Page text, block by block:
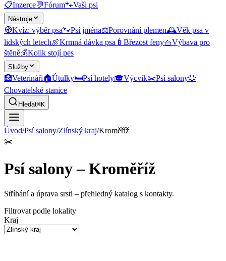
📋Inzerce💬Fórum🐾Vaši psi
Nástroje
🧭Kvíz: výběr psa🐾Psí jména⚖️Porovnání plemen🕰️Věk psa v
lidských letech🍖Krmná dávka psa 🍼 Březost feny🧺Výbava pro
štěně💰Kolik stojí pes
Služby
🏥Veterináři🏠Útulky🛏️Psí hotely🎓Výcvik✂️Psí salony🐶
Chovatelské stanice
Hledat⌘K
Úvod/Psí salony/Zlínský kraj/Kroměříž
✂️
Psí salony – Kroměříž
Stříhání a úprava srsti – přehledný katalog s kontakty.
Filtrovat podle lokality
Kraj